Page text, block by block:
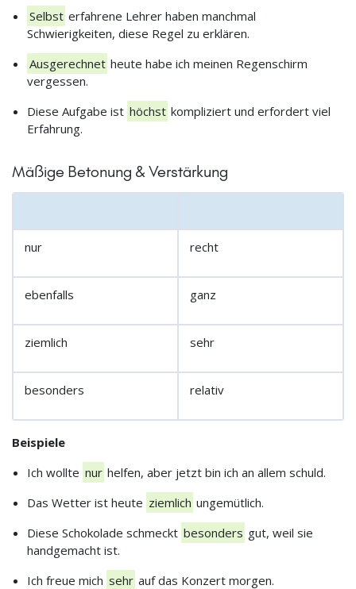
Selbst erfahrene Lehrer haben manchmal
Schwierigkeiten, diese Regel zu erklären.
Ausgerechnet heute habe ich meinen Regenschirm
vergessen.
Diese Aufgabe ist höchst kompliziert und erfordert viel
Erfahrung.
Mäßige Betonung & Verstärkung
nur recht
ebenfalls ganz
ziemlich sehr
besonders relativ
Beispiele
Ich wollte nur helfen, aber jetzt bin ich an allem schuld.
Das Wetter ist heute ziemlich ungemütlich.
Diese Schokolade schmeckt besonders gut, weil sie
handgemacht ist.
Ich freue mich sehr auf das Konzert morgen.